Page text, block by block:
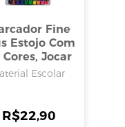
Fine
Estojo Com
Cores, Jocar
OfficeEscolar
R$22,90